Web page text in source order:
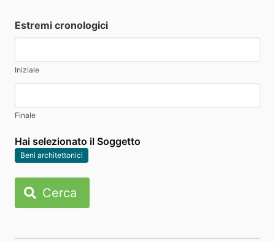
Estremi cronologici
Iniziale
Finale
Hai selezionato il Soggetto
Beni architettonici
Cerca